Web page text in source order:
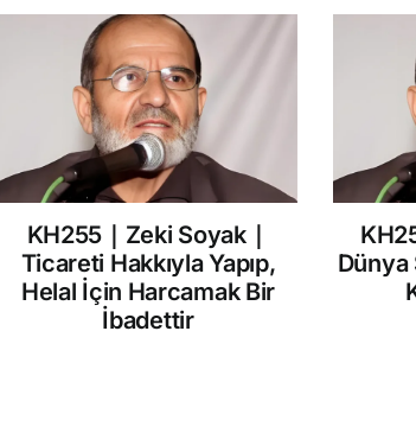
KH255｜Zeki Soyak｜
Ticareti Hakkıyla Yapıp,
Helal İçin Harcamak Bir
İbadettir
Dünya